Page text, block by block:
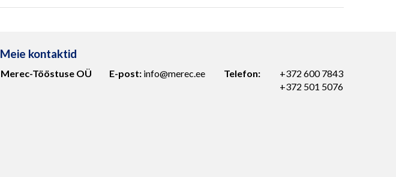
Meie kontaktid
Merec-Tööstuse OÜ E-post:info@merec.ee Telefon:
+372 600 7843
+372 501 5076